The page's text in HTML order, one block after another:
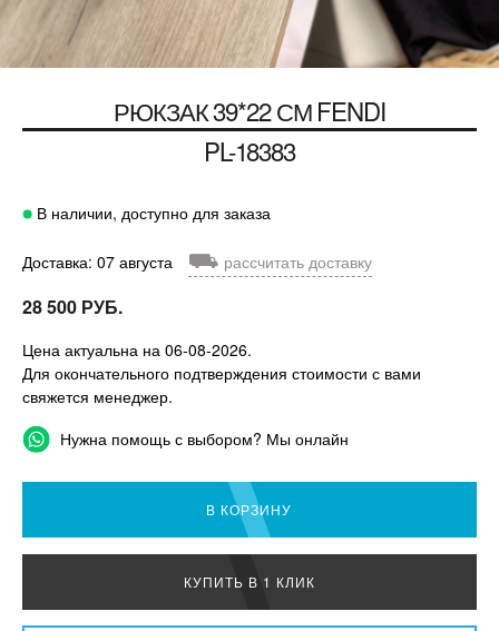
РЮКЗАК 39*22 СМ FENDI
PL-18383
В наличии, доступно для заказа
Доставка: 07 августа ⛟ рассчитать доставку
28 500 РУБ.
Цена актуальна на 06-08-2026.
Для окончательного подтверждения стоимости с вами
свяжется менеджер.
Нужна помощь с выбором? Мы онлайн
В КОРЗИНУ
КУПИТЬ В 1 КЛИК